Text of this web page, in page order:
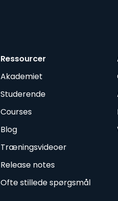
Ressourcer
Akademiet
Studerende
Courses
Blog
Træningsvideoer
Release notes
Ofte stillede spørgsmål